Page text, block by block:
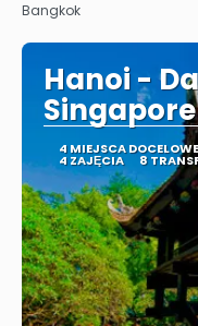
Bangkok
Hanoi -
4 MIEJSCA DOCELOWE
4 ZAJĘCIA 8